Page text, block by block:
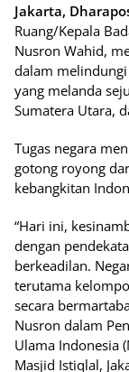
Jakarta,
Ruang/Kepala
Nusron Wahid,
dalam
yang melanda
Sumatera Utara,
Tugas negara
gotong royong
kebangkitan
“Hari ini,
dengan
berkeadilan.
terutama
secara
Nusron dalam
Ulama Indonesia
Masjid Istiqlal,